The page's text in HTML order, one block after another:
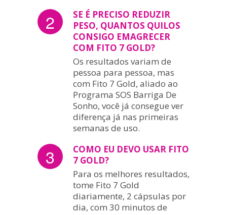
2
SE É PRECISO REDUZIR
PESO, QUANTOS QUILOS
CONSIGO EMAGRECER
COM FITO 7 GOLD?
Os resultados variam de
pessoa para pessoa, mas
com Fito 7 Gold, aliado ao
Programa SOS Barriga De
Sonho, você já consegue ver
diferença já nas primeiras
semanas de uso.
3
COMO EU DEVO USAR FITO
7 GOLD?
Para os melhores resultados,
tome Fito 7 Gold
diariamente, 2 cápsulas por
dia, com 30 minutos de